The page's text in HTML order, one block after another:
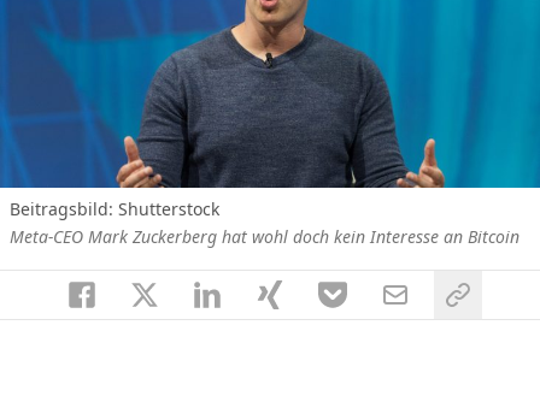
Beitragsbild: Shutterstock
Meta-CEO Mark Zuckerberg hat wohl doch kein Interesse an Bitcoin